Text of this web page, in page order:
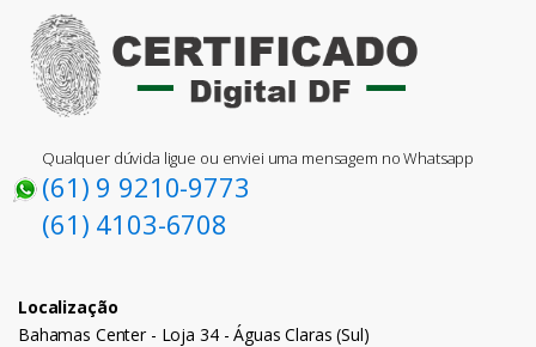
Qualquer dúvida ligue ou enviei uma mensagem no Whatsapp
(61) 9 9210-9773
(61) 4103-6708
Localização
Bahamas Center - Loja 34 - Águas Claras (Sul)